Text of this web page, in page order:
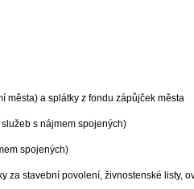
města) a splátky z fondu zápůjček města
s nájmem spojených)
spojených)
za stavební povolení, živnostenské listy,